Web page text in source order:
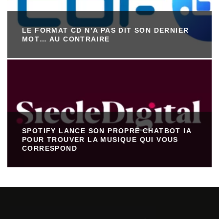
LE FORMAT CD N’A PAS DIT SON DERNIER
MOT… AU CONTRAIRE
SPOTIFY LANCE SON PROPRE CHATBOT IA
POUR TROUVER LA MUSIQUE QUI VOUS
CORRESPOND